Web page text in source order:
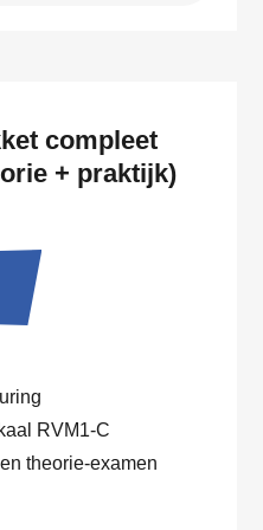
compleet
+ praktijk)
RVM1-C
theorie-examen